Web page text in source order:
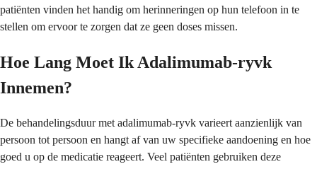
patiënten vinden het handig om herinneringen op hun telefoon in te
stellen om ervoor te zorgen dat ze geen doses missen.
Hoe Lang Moet Ik Adalimumab-ryvk
Innemen?
De behandelingsduur met adalimumab-ryvk varieert aanzienlijk van
persoon tot persoon en hangt af van uw specifieke aandoening en hoe
goed u op de medicatie reageert. Veel patiënten gebruiken deze